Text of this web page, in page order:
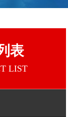
表
LIST